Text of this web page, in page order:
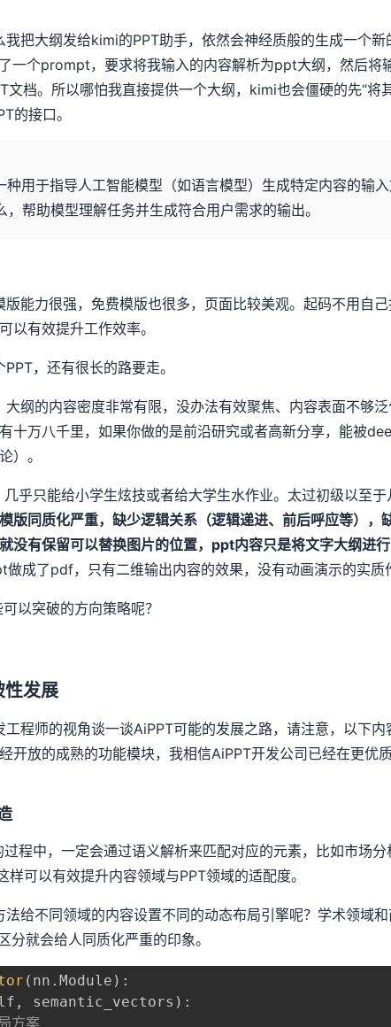
大纲发给kimi的PPT助手，依然会神经质般的生成一个新
一个prompt，要求将我输入的内容解析为ppt大纲，然后将
文档。所以哪怕我直接提供一个大纲，kimi也会僵硬的先“将
的接口。
种用于指导人工智能模型（如语言模型）生成特定内容的输入
帮助模型理解任务并生成符合用户需求的输出。
力很强，免费模版也很多，页面比较美观。起码不用自己
以有效提升工作效率。
，还有很长的路要走。
的内容密度非常有限，没办法有效聚焦、内容表面不够泛
十万八千里，如果你做的是前沿研究或者高新分享，能被
）。
只能给小学生炫技或者给大学生水作业。太过初级以至于
版同质化严重，缺少逻辑关系（逻辑递进、前后呼应等），
没有保留可以替换图片的位置，ppt内容只是将文字大纲进
成了pdf，只有二维输出内容的效果，没有动画演示的实质
突破的方向策略呢？
性发展
师的视角谈一谈AiPPT可能的发展之路，请注意，以下内
开放的成熟的功能模块，我相信AiPPT开发公司已经在更优
中，一定会通过语义解析来匹配对应的元素，比如市场分
样可以有效提升内容领域与PPT领域的适配度。
不同领域的内容设置不同的动态布局引擎呢？学术领域和
分就会给人同质化严重的印象。
( nn .Module ) :
, semantic_vectors ) :
方案